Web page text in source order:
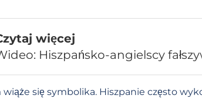
więcej
Hiszpańsko-angielscy
się symbolika. Hiszpanie często